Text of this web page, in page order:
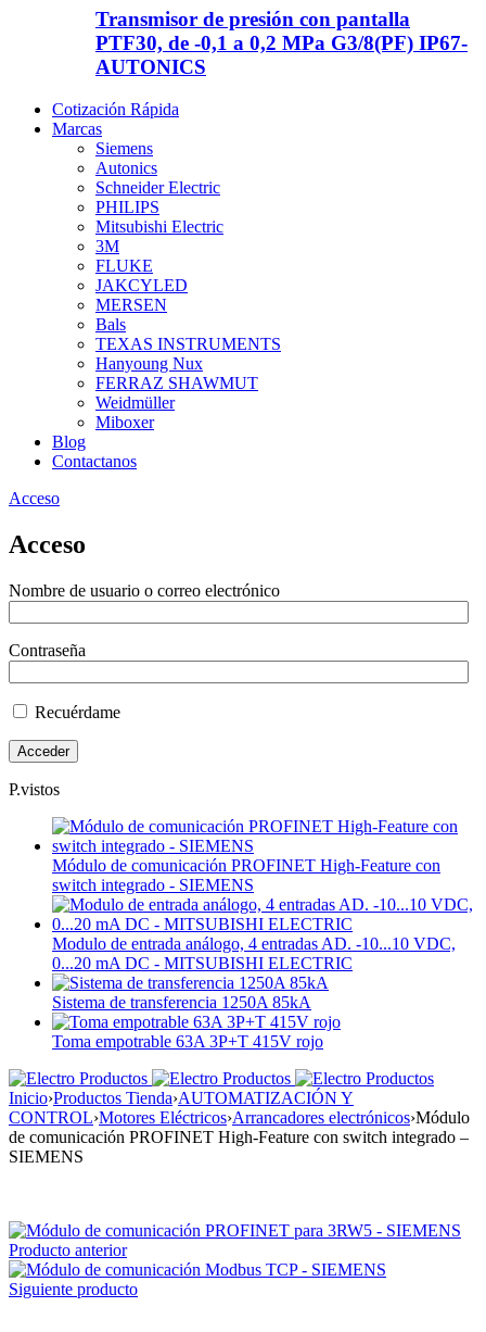
Transmisor de presión con pantalla
PTF30, de -0,1 a 0,2 MPa G3/8(PF) IP67-
AUTONICS
Cotización Rápida
Marcas
Siemens
Autonics
Schneider Electric
PHILIPS
Mitsubishi Electric
3M
FLUKE
JAKCYLED
MERSEN
Bals
TEXAS INSTRUMENTS
Hanyoung Nux
FERRAZ SHAWMUT
Weidmüller
Miboxer
Blog
Contactanos
Acceso
Acceso
Nombre de usuario o correo electrónico
Contraseña
Recuérdame
P.vistos
Módulo de comunicación PROFINET High-Feature con
switch integrado - SIEMENS
Modulo de entrada análogo, 4 entradas AD. -10...10 VDC,
0...20 mA DC - MITSUBISHI ELECTRIC
Sistema de transferencia 1250A 85kA
Toma empotrable 63A 3P+T 415V rojo
Inicio›Productos Tienda›AUTOMATIZACIÓN Y
CONTROL›Motores Eléctricos›Arrancadores electrónicos›Módulo
de comunicación PROFINET High-Feature con switch integrado –
SIEMENS
Producto anterior
Siguiente producto